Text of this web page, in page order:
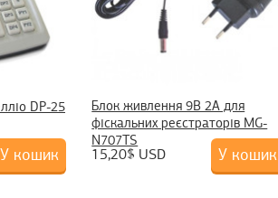
DP-25
У кошик
Блок живлення 9B 2А для
фіскальних реєстраторів MG-
N707TS
15,20$ USD У кошик